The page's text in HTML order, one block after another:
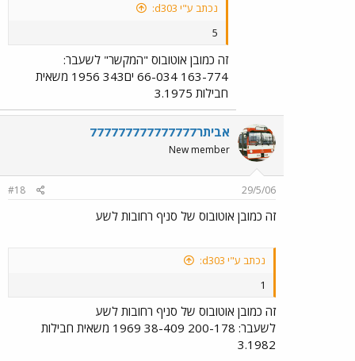
נכתב ע"י d303:
5
זה כמובן אוטובוס "המקשר" לשעבר:
163-774 66-034 ים343 1956 משאית
חבילות 3.1975
אביתר777777777777777
New member
29/5/06
#18
זה כמובן אוטובוס של סניף רחובות לשע
נכתב ע"י d303:
1
זה כמובן אוטובוס של סניף רחובות לשע
לשעבר: 200-178 38-409 1969 משאית חבילות
3.1982